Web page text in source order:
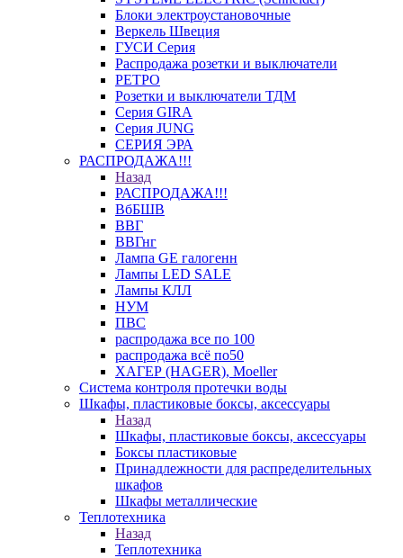
Блоки электроустановочные
Веркель Швеция
ГУСИ Серия
Распродажа розетки и выключатели
РЕТРО
Розетки и выключатели ТДМ
Серия GIRA
Серия JUNG
СЕРИЯ ЭРА
РАСПРОДАЖА!!!
Назад
РАСПРОДАЖА!!!
ВбБШВ
ВВГ
ВВГнг
Лампа GE галогенн
Лампы LED SALE
Лампы КЛЛ
НУМ
ПВС
распродажа все по 100
распродажа всё по50
ХАГЕР (HAGER), Moeller
Система контроля протечки воды
Шкафы, пластиковые боксы, аксессуары
Назад
Шкафы, пластиковые боксы, аксессуары
Боксы пластиковые
Принадлежности для распределительных
шкафов
Шкафы металлические
Теплотехника
Назад
Теплотехника